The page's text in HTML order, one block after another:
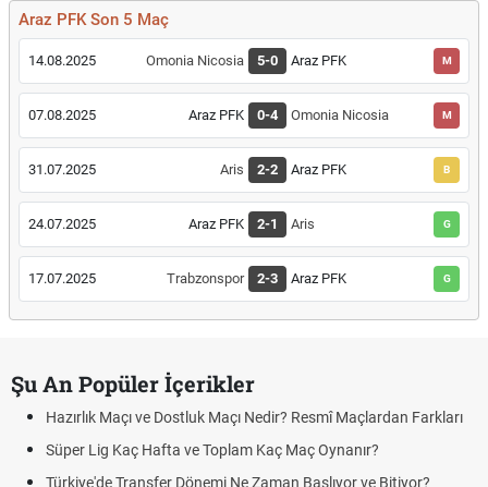
Araz PFK Son 5 Maç
14.08.2025 Omonia Nicosia 5-0 Araz PFK M
07.08.2025 Araz PFK 0-4 Omonia Nicosia M
31.07.2025 Aris 2-2 Araz PFK B
24.07.2025 Araz PFK 2-1 Aris G
17.07.2025 Trabzonspor 2-3 Araz PFK G
Şu An Popüler İçerikler
Hazırlık Maçı ve Dostluk Maçı Nedir? Resmî Maçlardan Farkları
Süper Lig Kaç Hafta ve Toplam Kaç Maç Oynanır?
Türkiye'de Transfer Dönemi Ne Zaman Başlıyor ve Bitiyor?